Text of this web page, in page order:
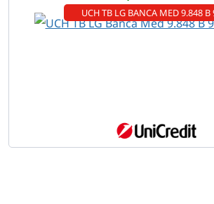
UCH TB LG BANCA MED 9.848